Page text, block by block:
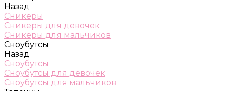
Назад
Сникеры
Сникеры для девочек
Сникеры для мальчиков
Сноубутсы
Назад
Сноубутсы
Сноубутсы для девочек
Сноубутсы для мальчиков